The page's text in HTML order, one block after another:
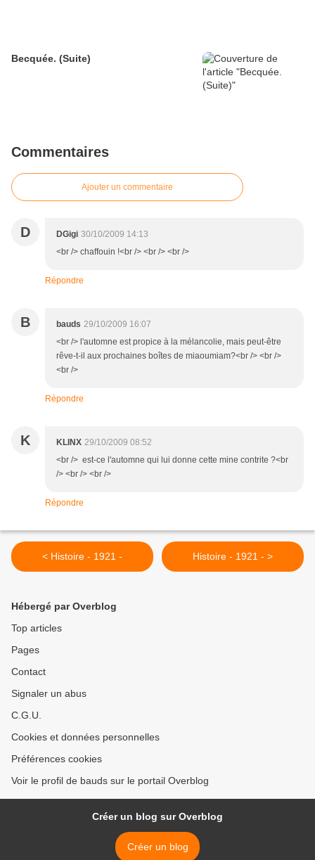
Becquée. (Suite)
Commentaires
Ajouter un commentaire
D DGigi 30/10/2009 14:13
<br /> chaffouin !<br /> <br /> <br />
Répondre
B bauds 29/10/2009 16:07
<br /> l'automne est propice à la mélancolie, mais peut-être
rêve-t-il aux prochaines boîtes de miaoumiam?<br /> <br />
<br />
Répondre
K KLINX 29/10/2009 08:52
<br /> est-ce l'automne qui lui donne cette mine contrite ?<br
/> <br /> <br />
Répondre
< Histoire - 1921 - Histoire - 1921 - >
Hébergé par Overblog
Top articles
Pages
Contact
Signaler un abus
C.G.U.
Cookies et données personnelles
Préférences cookies
Voir le profil de bauds sur le portail Overblog
Créer un blog sur Overblog
Créer un blog